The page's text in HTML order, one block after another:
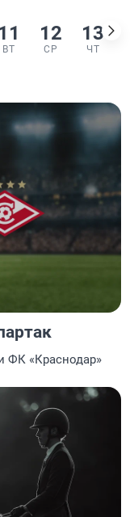
11
ВТ
12
СР
13
ЧТ
ФК «Краснодар»